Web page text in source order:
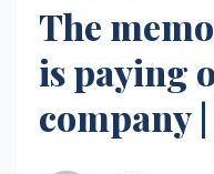
The
is paying
company